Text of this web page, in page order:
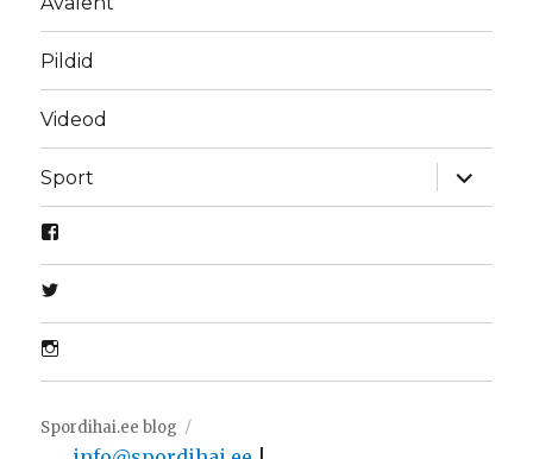
Pildid
Videod
Sport
laienda
Spordihai.ee blog